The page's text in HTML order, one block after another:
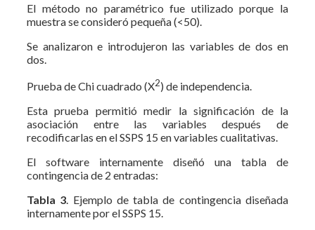
El método no paramétrico fue utilizado porque la
muestra se consideró pequeña (<50).
Se analizaron e introdujeron las variables de dos en
dos.
Prueba de Chi cuadrado (X2) de independencia.
Esta prueba permitió medir la significación de la
asociación entre las variables después de
recodificarlas en el SSPS 15 en variables cualitativas.
El software internamente diseñó una tabla de
contingencia de 2 entradas:
Tabla 3. Ejemplo de tabla de contingencia diseñada
internamente por el SSPS 15.